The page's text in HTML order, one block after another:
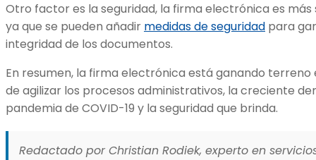
Otro factor es la seguridad, la firma electrónica es
ya que se pueden añadir medidas de seguridad para
integridad de los documentos.
En resumen, la firma electrónica está ganando terreno
de agilizar los procesos administrativos, la creciente
pandemia de COVID-19 y la seguridad que brinda.
Redactado por Christian Rodiek, experto en